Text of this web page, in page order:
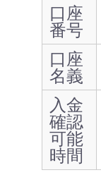
口座
番号
口座
名義
入金
確認
可能
時間